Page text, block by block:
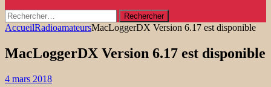
Rechercher :
AccueilRadioamateursMacLoggerDX Version 6.17 est disponible
MacLoggerDX Version 6.17 est disponible
4 mars 2018